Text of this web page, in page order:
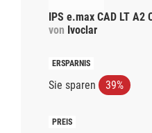
IPS e.max CAD LT A2
von Ivoclar
Sie sparen 39%